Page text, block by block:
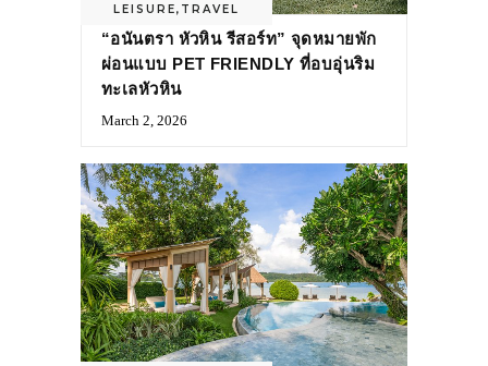
LEISURE, TRAVEL
“อนันตรา หัวหิน รีสอร์ท” จุดหมายพัก
ผ่อนแบบ PET FRIENDLY ที่อบอุ่นริม
ทะเลหัวหิน
March 2, 2026